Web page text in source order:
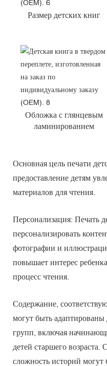
Размер детских книг
Обложка с глянцевым
ламинированием
Основная цель печати
предоставление детям
материалов для чтения.
Персонализация: Печать
персонализировать
фотографии и
повышает интерес
процесс чтения.
Содержание,
могут быть
групп, включая
детей старшего
сложность историй могут